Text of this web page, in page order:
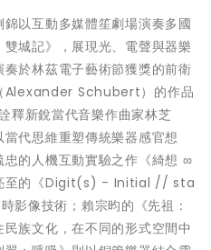
以互動多媒體笙劇場演奏多國
城記》，展現光、電聲與器樂
於林茲電子藝術節獲獎的前衛
Alexander Schubert）的作品
釋新銳當代音樂作曲家林芝
代思維重塑傳統樂器感官想
的人機互動實驗之作《綺想 ∞
亮至的《Digit(s) - Initial // sta
像技術；賴宗昀的《先祖：
族文化，在不同的形式空間中